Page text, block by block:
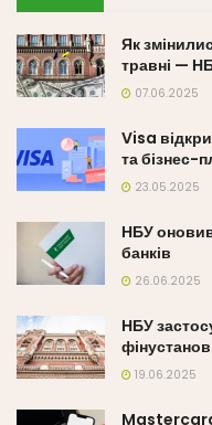
Як
травні —
07.06.2025
Visa
та бізнес-
23.05.2025
НБУ
банків
26.06.2025
НБУ
фінустанов
19.06.2025
Mastercard